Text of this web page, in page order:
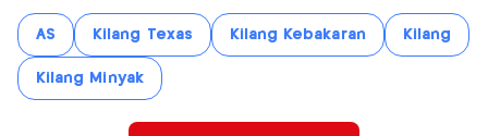
AS Kilang Texas Kilang Kebakaran Kilang
Kilang Minyak